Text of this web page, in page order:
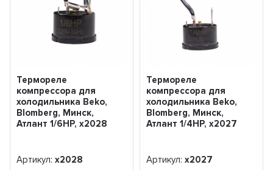
Термореле
компрессора для
холодильника Beko,
Blomberg, Минск,
Атлант 1/6HP, x2028
Артикул:x2028
Термореле
компрессора для
холодильника Beko,
Blomberg, Минск,
Атлант 1/4HP, x2027
Артикул: x2027